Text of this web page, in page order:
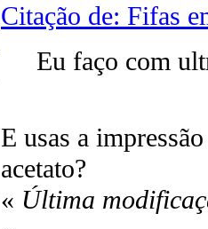
Citação de: Fifas
Eu faço com
E usas a
acetato?
« Última